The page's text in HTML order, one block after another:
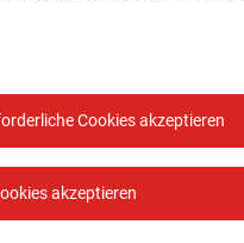
Cookies akzeptieren
akzeptieren